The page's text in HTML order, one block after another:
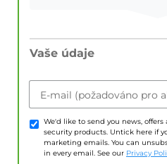
Vaše údaje
E-mail (požadováno pro
We'd like to send you news,
security products. Untick here if
marketing emails. You can
in every email. See our Privacy